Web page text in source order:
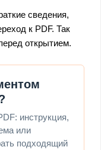
сведения,
к PDF. Так
открытием.
инструкция,
или
подходящий